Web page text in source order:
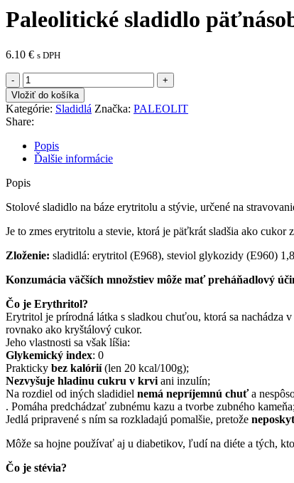
Paleolitické sladidlo
6.10 € s DPH
množstvo
Paleolitické
sladidlo
päťnásobne
-
500g
Vložiť do košíka
Kategórie: Sladidlá Značka: PALEOLIT
Share:
Popis
Ďalšie informácie
Popis
Stolové sladidlo na báze erytritolu a stývie, určené na
Je to zmes erytritolu a stevie, ktorá je päťkrát sladšia ako cukor
Zloženie: sladidlá: erytritol (E968), steviol glykozidy (E960)
Konzumácia väčších množstiev môže mať preháňadlový
Čo je Erythritol?
Erytritol je prírodná látka s sladkou chuťou, ktorá sa nachádza
rovnako ako kryštálový cukor.
Jeho vlastnosti sa však líšia:
Glykemický index: 0
Prakticky bez kalórií(len 20 kcal/100g);
Nezvyšuje hladinu cukru v krvi ani inzulín;
Na rozdiel od iných sladidiel nemá nepríjemnú chuťa
. Pomáha predchádzať zubnému kazu a tvorbe zubného kameňa;
Jedlá pripravené s ním sa rozkladajú pomalšie, pretože
Môže sa hojne používať aj u diabetikov, ľudí na diéte a tých,
Čo je stévia?